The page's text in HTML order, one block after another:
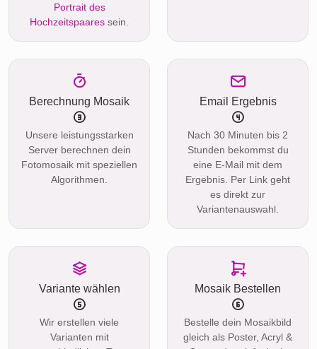
Portrait des
Hochzeitspaares sein.
Berechnung Mosaik
Unsere leistungsstarken
Server berechnen dein
Fotomosaik mit speziellen
Algorithmen.
Email Ergebnis
Nach 30 Minuten bis 2
Stunden bekommst du
eine E-Mail mit dem
Ergebnis. Per Link geht
es direkt zur
Variantenauswahl.
Variante wählen
Wir erstellen viele
Varianten mit
Mosaik Bestellen
Bestelle dein Mosaikbild
gleich als Poster, Acryl &